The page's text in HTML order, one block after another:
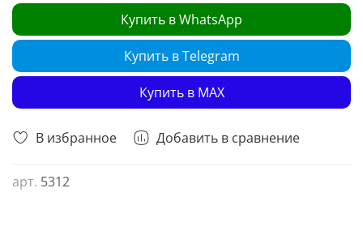
В избранное Добавить в сравнение
арт. 5312
Купить в WhatsApp
Купить в Telegram
Купить в MAX